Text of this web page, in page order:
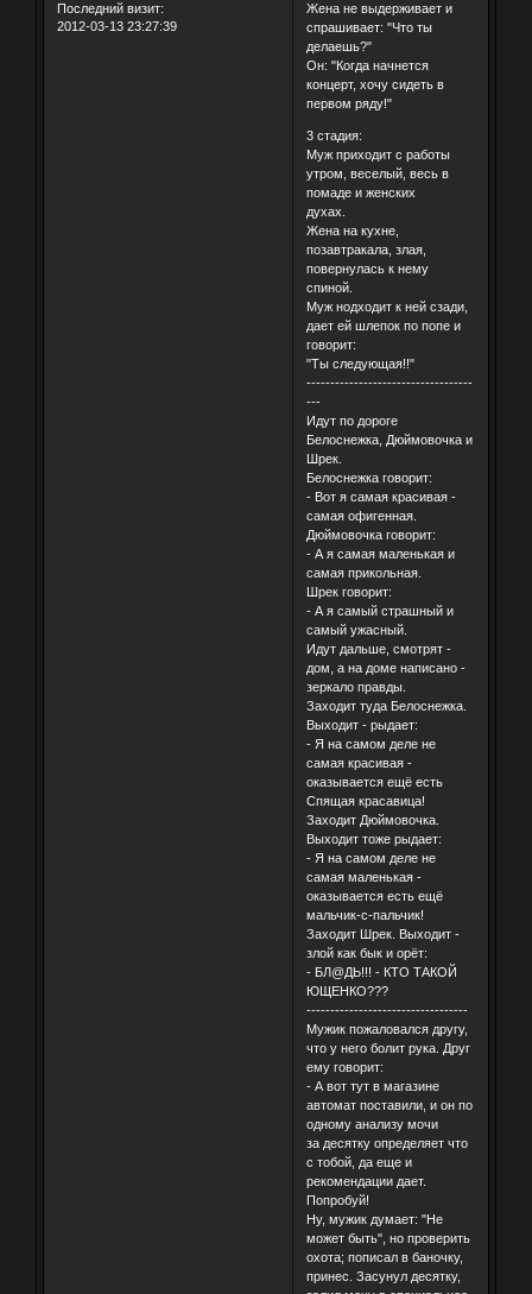
Последний визит:
2012-03-13 23:27:39
Жена не выдерживает и
спрашивает: "Что ты
делаешь?"
Он: "Когда начнется
концерт, хочу сидеть в
первом ряду!"
3 стадия:
Муж приходит с работы
утром, веселый, весь в
помаде и женских
духах.
Жена на кухне,
позавтракала, злая,
повернулась к нему
спиной.
Муж нодходит к ней сзади,
дает ей шлепок по попе и
говорит:
"Ты следующая!!"
-----------------------------------
---
Идут по дороге
Белоснежка, Дюймовочка и
Шрек.
Белоснежка говорит:
- Вот я самая красивая -
самая офигенная.
Дюймовочка говорит:
- А я самая маленькая и
самая прикольная.
Шрек говорит:
- А я самый страшный и
самый ужасный.
Идут дальше, смотрят -
дом, а на доме написано -
зеркало правды.
Заходит туда Белоснежка.
Выходит - рыдает:
- Я на самом деле не
самая красивая -
оказывается ещё есть
Спящая красавица!
Заходит Дюймовочка.
Выходит тоже рыдает:
- Я на самом деле не
самая маленькая -
оказывается есть ещё
мальчик-с-пальчик!
Заходит Шрек. Выходит -
злой как бык и орёт:
- БЛ@ДЬ!!! - КТО ТАКОЙ
ЮЩЕНКО???
----------------------------------
Мужик пожаловался другу,
что у него болит рука. Друг
ему говорит:
- А вот тут в магазине
автомат поставили, и он по
одному анализу мочи
за десятку определяет что
с тобой, да еще и
рекомендации дает.
Попробуй!
Ну, мужик думает: "Не
может быть", но проверить
охота; пописал в баночку,
принес. Засунул десятку,